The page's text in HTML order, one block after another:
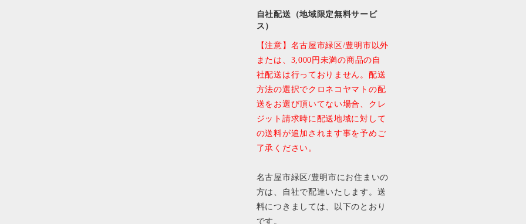
自社配送（地域限定無料サービ
ス）
【注意】名古屋市緑区/豊明市以外
または、3,000円未満の商品の自
社配送は行っておりません。配送
方法の選択でクロネコヤマトの配
送をお選び頂いてない場合、クレ
ジット請求時に配送地域に対して
の送料が追加されます事を予めご
了承ください。
名古屋市緑区/豊明市にお住まいの
方は、自社で配達いたします。送
料につきましては、以下のとおり
です。